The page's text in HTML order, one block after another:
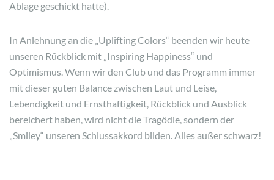
Ablage geschickt hatte).
In Anlehnung an die „Uplifting Colors“ beenden wir heute
unseren Rückblick mit „Inspiring Happiness“ und
Optimismus. Wenn wir den Club und das Programm immer
mit dieser guten Balance zwischen Laut und Leise,
Lebendigkeit und Ernsthaftigkeit, Rückblick und Ausblick
bereichert haben, wird nicht die Tragödie, sondern der
„Smiley“ unseren Schlussakkord bilden. Alles außer schwarz!